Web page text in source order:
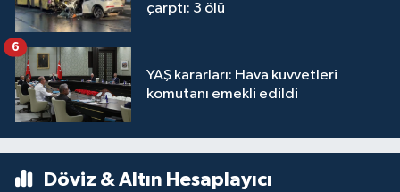
çarptı: 3 ölü
YAŞ kararları: Hava kuvvetleri
komutanı emekli edildi
6
Döviz & Altın Hesaplayıcı